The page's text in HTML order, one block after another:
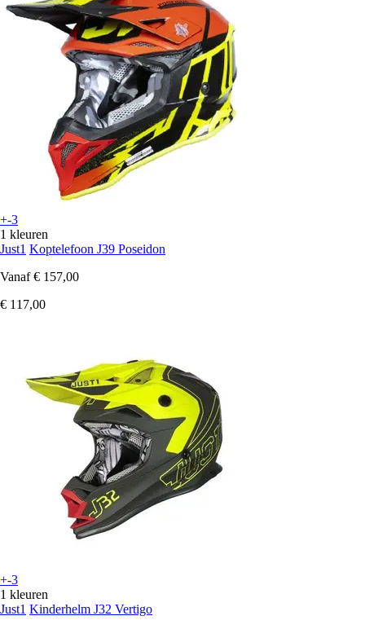
+-3
1 kleuren
Just1 Koptelefoon J39 Poseidon
Vanaf € 157,00
€ 117,00
+-3
1 kleuren
Just1 Kinderhelm J32 Vertigo